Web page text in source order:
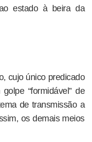
estado à beira da
cujo único predicado
“formidável” de
de transmissão a
os demais meios